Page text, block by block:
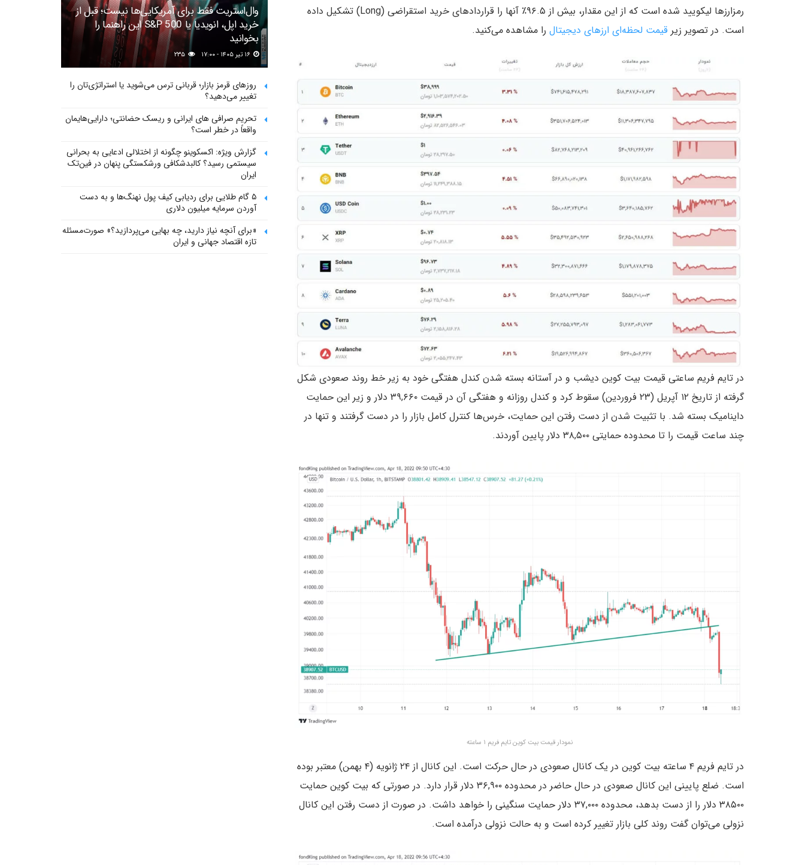
رمزارزها لیکویید شده است که از این مقدار، بیش از ۹۶.۵٪ آنها را قراردادهای خرید استقراضی (Long) تشکیل داده
است. در تصویر زیر قیمت لحظه‌ای ارزهای دیجیتال را مشاهده می‌کنید.
در تایم فریم ساعتی قیمت بیت کوین دیشب و در آستانه بسته شدن کندل هفتگی خود به زیر خط روند صعودی شکل
گرفته از تاریخ ۱۲ آپریل (۲۳ فروردین) سقوط کرد و کندل روزانه و هفتگی آن در قیمت ۳۹,۶۶۰ دلار و زیر این حمایت
داینامیک بسته شد. با تثبیت شدن از دست رفتن این حمایت، خرس‌ها کنترل کامل بازار را در دست گرفتند و تنها در
چند ساعت قیمت را تا محدوده حمایتی ۳۸,۵۰۰ دلار پایین آوردند.
نمودار قیمت بیت کوین تایم فریم ۱ ساعته
در تایم فریم ۴ ساعته بیت کوین در یک کانال صعودی در حال حرکت است. این کانال از ۲۴ ژانویه (۴ بهمن) معتبر بوده
است. ضلع پایینی این کانال صعودی در حال حاضر در محدوده ۳۶,۹۰۰ دلار قرار دارد. در صورتی که بیت کوین حمایت
۳۸۵۰۰ دلار را از دست بدهد، محدوده ۳۷,۰۰۰ دلار حمایت سنگینی را خواهد داشت. در صورت از دست رفتن این کانال
نزولی می‌توان گفت روند کلی بازار تغییر کرده است و به حالت نزولی درآمده است.
وال‌استریت فقط برای آمریکایی‌ها نیست؛ قبل از
خرید اپل، انویدیا یا S&P 500 این راهنما را
بخوانید
روزهای قرمز بازار؛ قربانی ترس می‌شوید یا استراتژی‌تان را
تغییر می‌دهید؟
تحریم صرافی های ایرانی و ریسک حضانتی؛ دارایی‌هایمان
واقعاً در خطر است؟
گزارش ویژه: اکسکوینو چگونه از اختلالی ادعایی به بحرانی
سیستمی رسید؟ کالبدشکافی ورشکستگی پنهان در فین‌تک
ایران
۵ گام طلایی برای ردیابی کیف پول‌ نهنگ‌ها و به دست
آوردن سرمایه میلیون دلاری
«برای آنچه نیاز دارید، چه بهایی می‌پردازید؟» صورت‌مسئله
تازه اقتصاد جهانی و ایران